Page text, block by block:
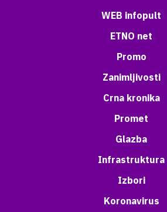
WEB infopult
ETNO net
Promo
Zanimljivosti
Crna kronika
Promet
Glazba
Infrastruktura
Izbori
Koronavirus